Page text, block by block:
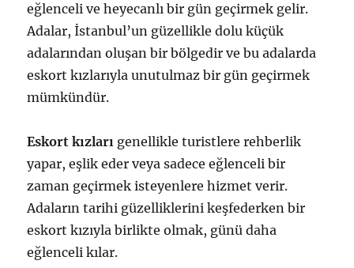
eğlenceli ve heyecanlı bir gün geçirmek gelir.
Adalar, İstanbul’un güzellikle dolu küçük
adalarından oluşan bir bölgedir ve bu adalarda
eskort kızlarıyla unutulmaz bir gün geçirmek
mümkündür.
Eskort kızları genellikle turistlere rehberlik
yapar, eşlik eder veya sadece eğlenceli bir
zaman geçirmek isteyenlere hizmet verir.
Adaların tarihi güzelliklerini keşfederken bir
eskort kızıyla birlikte olmak, günü daha
eğlenceli kılar.